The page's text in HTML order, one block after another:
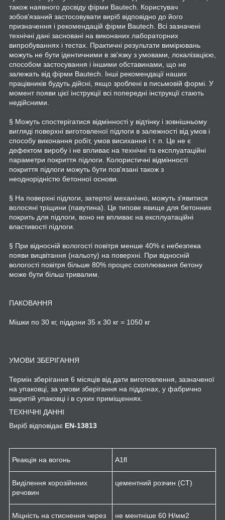
також наявного досвіду фірми Bautech. Користувач
зобов'язаний застосовувати виріб відповідно до його
призначення і рекомендацій фірми Bautech. Всі зазначені
технічні дані засновані на виконаних лабораторних
випробуваннях і тестах. Практичні результати вимірювань
можуть не бути ідентичними в зв'язку з умовами, локалізацією,
способом застосування і іншими обставинами, що не
залежать від фірми Bautech. Інші рекомендації наших
працівників будуть дійсні, якщо зроблені в письмовій формі. У
момент появи цієї інструкції всі попередні інструкції стають
недійсними.
§ Можуть спостерігатися відмінності у відтінку і зовнішньому
вигляді поверхні виготовленої підлоги в залежності від умов і
способу виконання робіт, умов висихання і т. п. Це не є
дефектом виробу і не впливає на технічні та експлуатаційні
параметри покриття підлоги. Колористичні відмінності
покриття підлоги можуть бути пов'язані також з
неоднорідністю бетонної основи.
§ На поверхні підлоги, затертої механічно, можуть з'явитися
волосяні тріщини (павутина). Це типове явище для бетонних
покрить для підлоги, воно не впливає на експлуатаційні
властивості підлоги.
§ При відносній вологості повітря менше 40% є небезпека
появи вицвітання (нальоту) на поверхні. При відносній
вологості повітря більше 80% процес схоплювання бетону
може бути більш тривалим.
ПАКОВАННЯ
Мішки по 30 кг, піддони 35 x 30 кг = 1050 кг
УМОВИ ЗБЕРІГАННЯ
Термін зберігання 6 місяців від дати виготовлення, зазначеної
на упаковці, за умови зберігання на піддонах, у фабрично
закритій упаковці і в сухих приміщеннях.
ТЕХНІЧНІ ДАННІ
Виріб відповідає EN-13813
Реакція на вогонь A1fl
Виділення корозійнних
речовин
цементний розчин (CT)
Міцність на стиснення через не ментніше 60 Н/мм2